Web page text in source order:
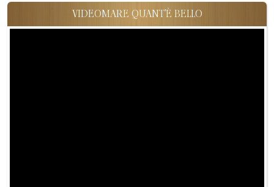
VIDEOMARE QUANT'È BELLO